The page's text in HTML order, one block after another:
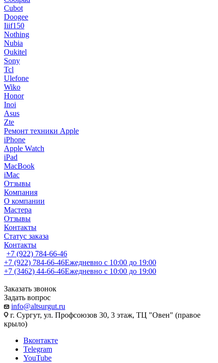
Cubot
Doogee
Iiif150
Nothing
Nubia
Oukitel
Sony
Tcl
Ulefone
Wiko
Honor
Inoi
Asus
Zte
Ремонт техники Apple
iPhone
Apple Watch
iPad
MacBook
iMac
Отзывы
Компания
О компании
Мастера
Отзывы
Контакты
Статус заказа
Контакты
+7 (922) 784-66-46
+7 (922) 784-66-46Ежедневно с 10:00 до 19:00
+7 (3462) 44-66-46Ежедневно с 10:00 до 19:00
Заказать звонок
Задать вопрос
info@altsurgut.ru
г. Сургут, ул. Профсоюзов 30, 3 этаж, ТЦ "Овен" (правое
крыло)
Вконтакте
Telegram
YouTube